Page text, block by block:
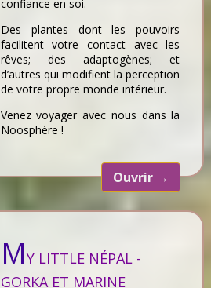
confiance en soi.
Des plantes dont les pouvoirs
facilitent votre contact avec les
rêves; des adaptogènes; et
d’autres qui modifient la perception
de votre propre monde intérieur.
Venez voyager avec nous dans la
Noosphère !
Ouvrir →
MY LITTLE NÉPAL -
GORKA ET MARINE